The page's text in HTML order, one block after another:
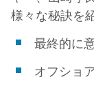
様々な秘訣を
最終的に
オフショ